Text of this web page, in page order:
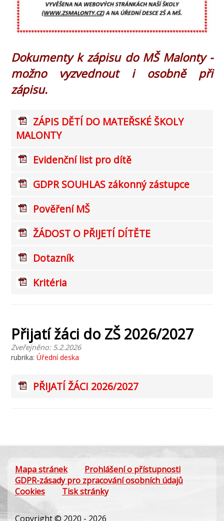
Dokumenty k zápisu do MŠ Malonty -
možno vyzvednout i osobně při
zápisu.
ZÁPIS DĚTÍ DO MATEŘSKÉ ŠKOLY
MALONTY
Evidenční list pro dítě
GDPR SOUHLAS zákonný zástupce
Pověření MŠ
ŽÁDOST O PŘIJETÍ DÍTĚTE
Dotazník
Kritéria
Přijatí žáci do ZŠ 2026/2027
Zveřejněno: 5.2.2026
rubrika:Úřední deska
PŘIJATÍ ŽÁCI 2026/2027
Mapa stránek
Prohlášení o přístupnosti
GDPR-zásady pro zpracování osobních údajů
Cookies
Tisk stránky
Copyright © 2020 - 2026